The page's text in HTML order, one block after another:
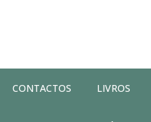
CONTACTOS LIVROS